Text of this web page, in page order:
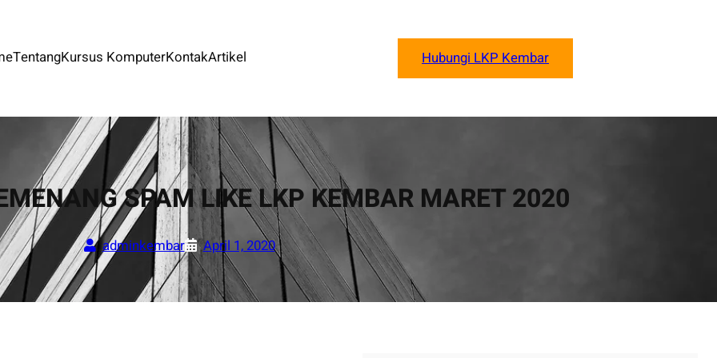
TentangKursus KomputerKontakArtikel Hubungi LKP Kembar
SPAM LIKE LKP KEMBAR MARET 2020
adminkembar April 1, 2020